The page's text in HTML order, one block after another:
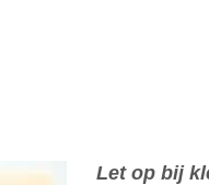
Let op bij